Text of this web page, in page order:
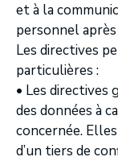
et à la
personnel après
Les directives
particulières :
• Les directives
des données à
concernée.
d’un tiers de